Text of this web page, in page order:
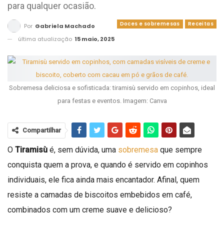
para qualquer ocasião.
Doces e sobremesas Receitas
Por Gabriela Machado
última atualização 15 maio, 2025
Sobremesa deliciosa e sofisticada: tiramisù servido em copinhos, ideal
para festas e eventos. Imagem: Canva
Compartilhar
O Tiramisù é, sem dúvida, uma sobremesa que sempre
conquista quem a prova, e quando é servido em copinhos
individuais, ele fica ainda mais encantador. Afinal, quem
resiste a camadas de biscoitos embebidos em café,
combinados com um creme suave e delicioso?